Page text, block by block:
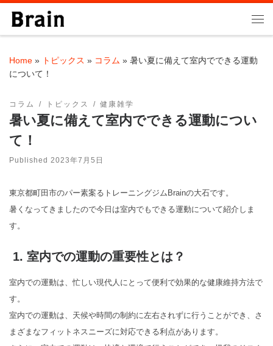
Skip to content
Home » トピックス » コラム » 暑い夏に備えて室内でできる運動
について！
コラム トピックス 健康雑学
暑い夏に備えて室内でできる運動につい
て！
Published 2023年7月5日
東京都町田市のパー素案るトレーニングジムBrainの大石です。
暑くなってきましたので今日は室内でもできる運動について紹介しま
す。
1. 室内での運動の重要性とは？
室内での運動は、忙しい現代人にとって便利で効果的な健康維持方法で
す。
室内での運動は、天候や時間の制約に左右されずに行うことができ、さ
まざまなフィットネスニーズに対応できる利点があります。